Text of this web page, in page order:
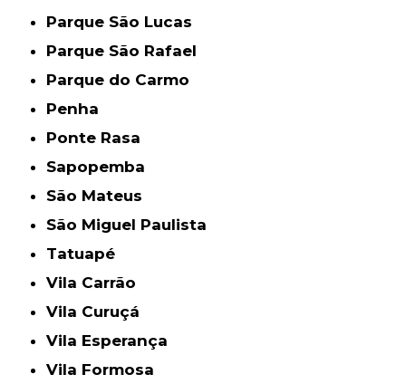
Parque São Lucas
Parque São Rafael
Parque do Carmo
Penha
Ponte Rasa
Sapopemba
São Mateus
São Miguel Paulista
Tatuapé
Vila Carrão
Vila Curuçá
Vila Esperança
Vila Formosa